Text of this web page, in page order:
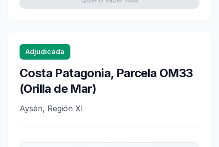
Adjudicada
Costa Patagonia, Parcela OM33
(Orilla de Mar)
Aysén, Región XI